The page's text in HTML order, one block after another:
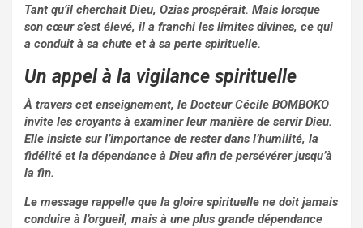
Tant qu’il cherchait Dieu, Ozias prospérait. Mais lorsque
son cœur s’est élevé, il a franchi les limites divines, ce qui
a conduit à sa chute et à sa perte spirituelle.
Un appel à la vigilance spirituelle
À travers cet enseignement, le Docteur Cécile BOMBOKO
invite les croyants à examiner leur manière de servir Dieu.
Elle insiste sur l’importance de rester dans l’humilité, la
fidélité et la dépendance à Dieu afin de persévérer jusqu’à
la fin.
Le message rappelle que la gloire spirituelle ne doit jamais
conduire à l’orgueil, mais à une plus grande dépendance